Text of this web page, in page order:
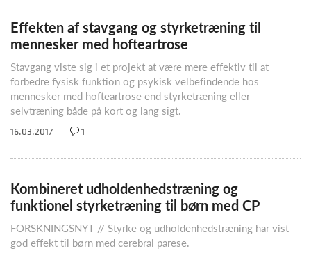
Effekten af stavgang og styrketræning til
mennesker med hofteartrose
Stavgang viste sig i et projekt at være mere effektiv til at
forbedre fysisk funktion og psykisk velbefindende hos
mennesker med hofteartrose end styrketræning eller
selvtræning både på kort og lang sigt.
16.03.2017 1
Kombineret udholdenhedstræning og
funktionel styrketræning til børn med CP
FORSKNINGSNYT // Styrke og udholdenhedstræning har vist
god effekt til børn med cerebral parese.